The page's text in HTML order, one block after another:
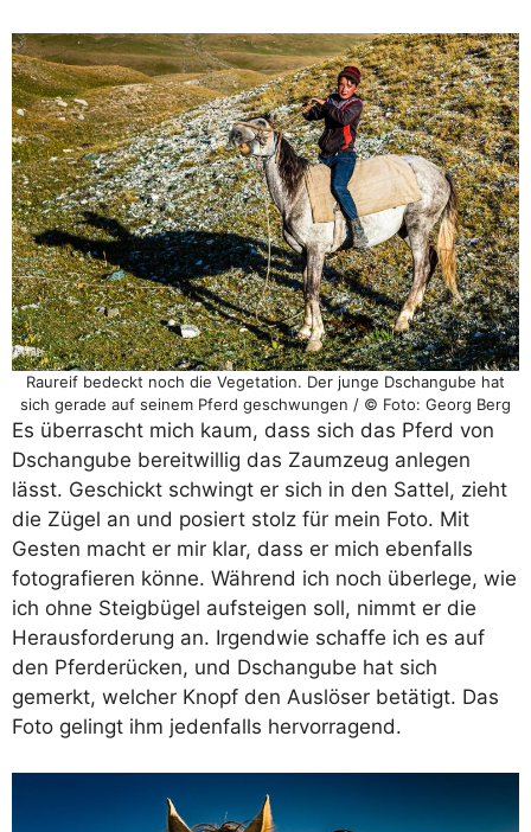
Raureif bedeckt noch die Vegetation. Der junge Dschangube hat
sich gerade auf seinem Pferd geschwungen / © Foto: Georg Berg
Es überrascht mich kaum, dass sich das Pferd von
Dschangube bereitwillig das Zaumzeug anlegen
lässt. Geschickt schwingt er sich in den Sattel, zieht
die Zügel an und posiert stolz für mein Foto. Mit
Gesten macht er mir klar, dass er mich ebenfalls
fotografieren könne. Während ich noch überlege, wie
ich ohne Steigbügel aufsteigen soll, nimmt er die
Herausforderung an. Irgendwie schaffe ich es auf
den Pferderücken, und Dschangube hat sich
gemerkt, welcher Knopf den Auslöser betätigt. Das
Foto gelingt ihm jedenfalls hervorragend.